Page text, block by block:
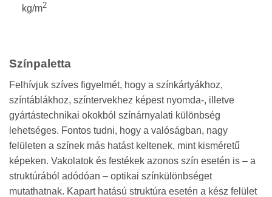
kg/m2
Színpaletta
Felhívjuk szíves figyelmét, hogy a színkártyákhoz,
színtáblákhoz, színtervekhez képest nyomda-, illetve
gyártástechnikai okokból színárnyalati különbség
lehetséges. Fontos tudni, hogy a valóságban, nagy
felületen a színek más hatást keltenek, mint kisméretű
képeken. Vakolatok és festékek azonos szín esetén is – a
struktúrából adódóan – optikai színkülönbséget
mutathatnak. Kapart hatású struktúra esetén a kész felület